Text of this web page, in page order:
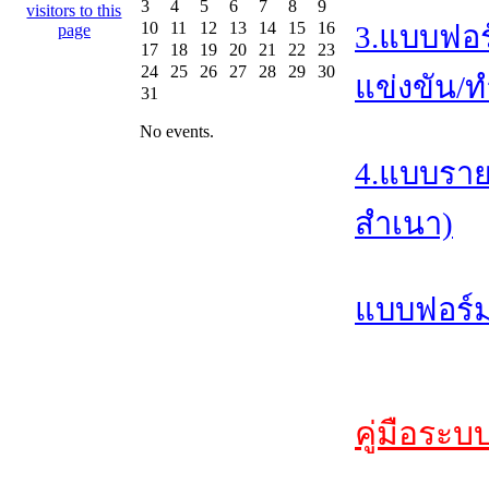
3
4 5 6 7 8
9
10
11 12 13 14 15
16
17
18 19 20 21 22
23
24
25 26 27 28 29
30
31
No events.
3.แบบฟอ
แข่งขัน/
4.แบบรา
สำเนา)
แบบฟอร์
คู่มือระบ